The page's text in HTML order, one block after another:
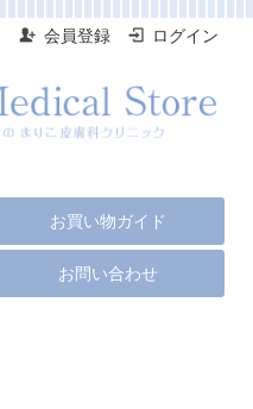
会員登録 ログイン
お買い物ガイド
お問い合わせ